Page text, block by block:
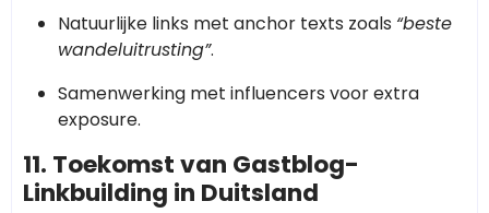
Natuurlijke links met anchor texts zoals “beste
wandeluitrusting”.
Samenwerking met influencers voor extra
exposure.
11. Toekomst van Gastblog-
Linkbuilding in Duitsland